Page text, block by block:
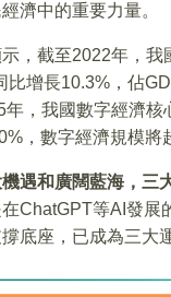
濟中的重要力量。
，截至2022年，我
增長10.3%，佔
，我國數字經濟核
，數字經濟規模將
遇和廣闊藍海，三
ChatGPT等AI發展
底座，已成為三大